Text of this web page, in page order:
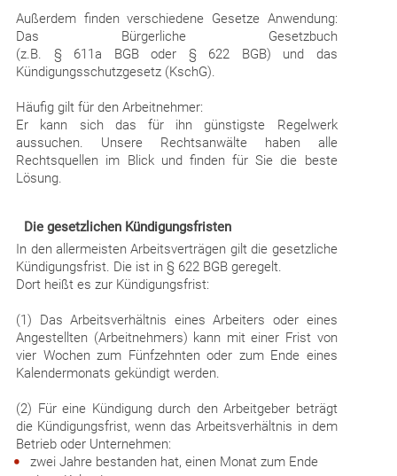
Außerdem finden verschiedene Gesetze Anwendung:
Das Bürgerliche Gesetzbuch
(z.B. § 611a BGB oder § 622 BGB) und das
Kündigungsschutzgesetz (KschG).
Häufig gilt für den Arbeitnehmer:
Er kann sich das für ihn günstigste Regelwerk
aussuchen. Unsere Rechtsanwälte haben alle
Rechtsquellen im Blick und finden für Sie die beste
Lösung.
Die gesetzlichen Kündigungsfristen
In den allermeisten Arbeitsverträgen gilt die gesetzliche
Kündigungsfrist. Die ist in § 622 BGB geregelt.
Dort heißt es zur Kündigungsfrist:
(1) Das Arbeitsverhältnis eines Arbeiters oder eines
Angestellten (Arbeitnehmers) kann mit einer Frist von
vier Wochen zum Fünfzehnten oder zum Ende eines
Kalendermonats gekündigt werden.
(2) Für eine Kündigung durch den Arbeitgeber beträgt
die Kündigungsfrist, wenn das Arbeitsverhältnis in dem
Betrieb oder Unternehmen:
zwei Jahre bestanden hat, einen Monat zum Ende